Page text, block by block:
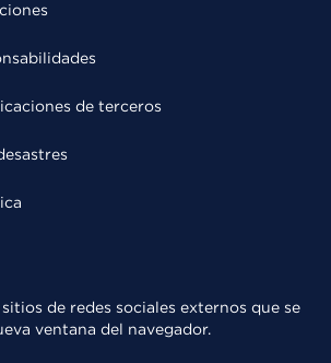
de terceros
de redes sociales externos que se
ventana del navegador.